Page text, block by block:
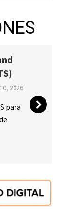
2026
para